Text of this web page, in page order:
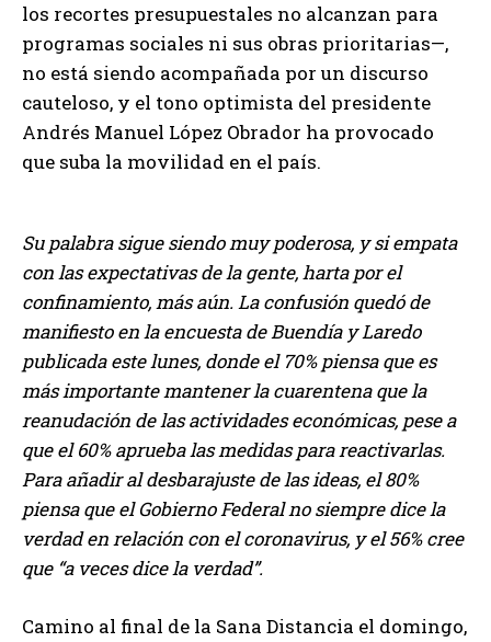
los recortes presupuestales no alcanzan para
programas sociales ni sus obras prioritarias—,
no está siendo acompañada por un discurso
cauteloso, y el tono optimista del presidente
Andrés Manuel López Obrador ha provocado
que suba la movilidad en el país.
Su palabra sigue siendo muy poderosa, y si empata
con las expectativas de la gente, harta por el
confinamiento, más aún. La confusión quedó de
manifiesto en la encuesta de Buendía y Laredo
publicada este lunes, donde el 70% piensa que es
más importante mantener la cuarentena que la
reanudación de las actividades económicas, pese a
que el 60% aprueba las medidas para reactivarlas.
Para añadir al desbarajuste de las ideas, el 80%
piensa que el Gobierno Federal no siempre dice la
verdad en relación con el coronavirus, y el 56% cree
que “a veces dice la verdad”.
Camino al final de la Sana Distancia el domingo,